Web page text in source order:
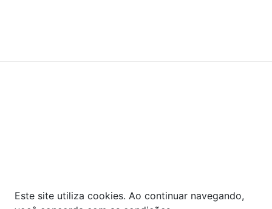
Este site utiliza cookies. Ao continuar navegando,